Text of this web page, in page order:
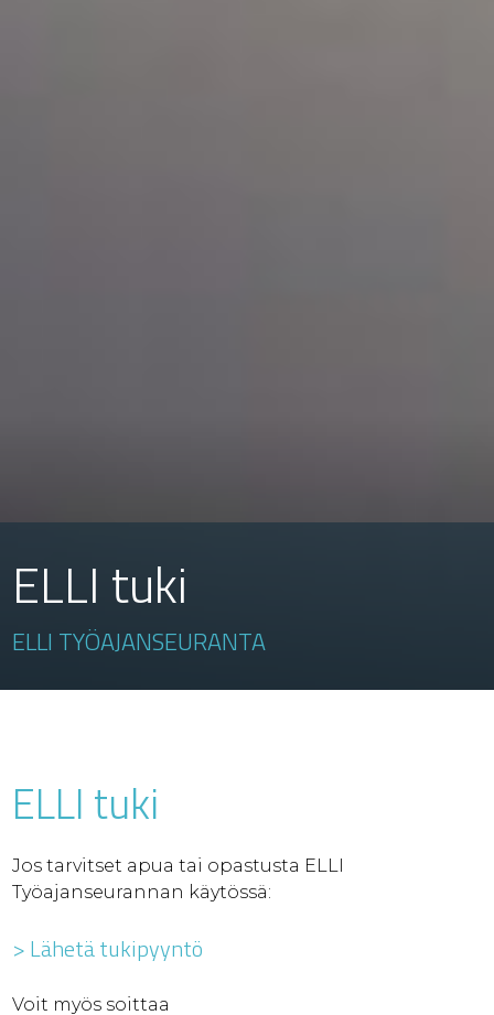
ELLI tuki
ELLI TYÖAJANSEURANTA
ELLI tuki
Jos tarvitset apua tai opastusta ELLI
Työajanseurannan käytössä:
> Lähetä tukipyyntö
Voit myös soittaa